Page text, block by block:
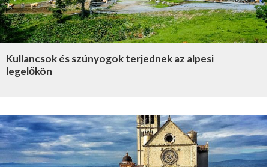
Kullancsok és szúnyogok terjednek az alpesi
legelőkön